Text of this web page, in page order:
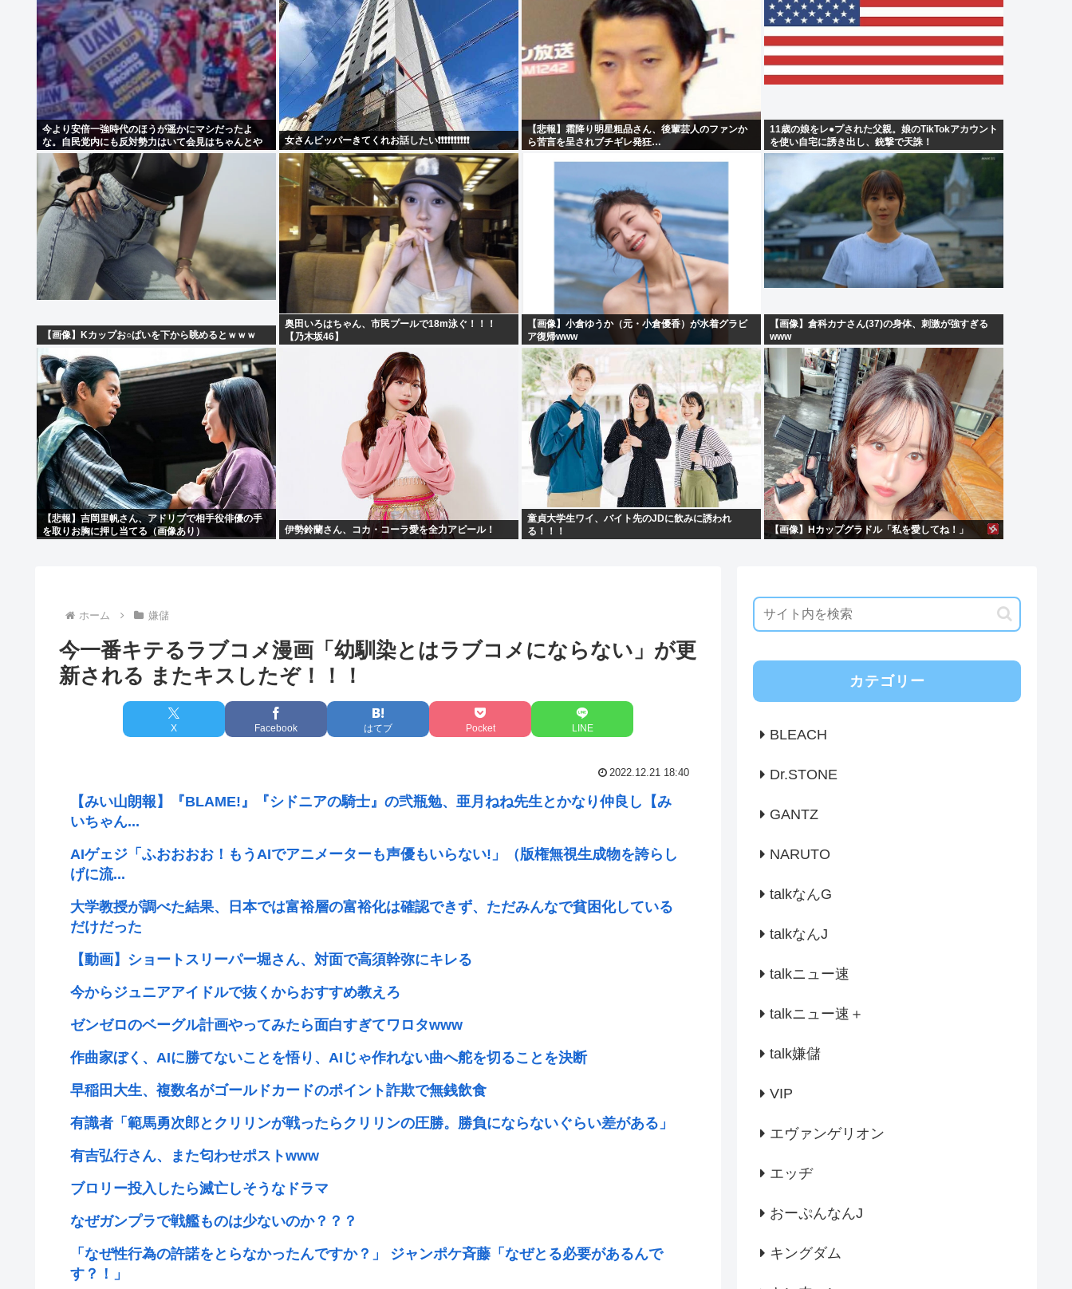
今より安倍一強時代のほうが遥かにマシだったよ
な。自民党内にも反対勢力はいて会見はちゃんとや
り国会にも出席、僅かに常識もあった
女さんビッパーきてくれお話したい❗❗❗❗❗❗❗❗❗❗
【悲報】霜降り明星粗品さん、後輩芸人のファンか
ら苦言を呈されブチギレ発狂…
11歳の娘をレ●プされた父親。娘のTikTokアカウント
を使い自宅に誘き出し、銃撃で天誅！
【画像】Kカップお○ぱいを下から眺めるとｗｗｗ
奥田いろはちゃん、市民プールで18m泳ぐ！！！
【乃木坂46】
【画像】小倉ゆうか（元・小倉優香）が水着グラビ
ア復帰www
【画像】倉科カナさん(37)の身体、刺激が強すぎる
www
【悲報】吉岡里帆さん、アドリブで相手役俳優の手
を取りお胸に押し当てる（画像あり）
伊勢鈴蘭さん、コカ・コーラ愛を全力アピール！
童貞大学生ワイ、バイト先のJDに飲みに誘われ
る！！！
【画像】Hカップグラドル「私を愛してね！」
ホーム 嫌儲
今一番キテるラブコメ漫画「幼馴染とはラブコメにならない」が更
新される またキスしたぞ！！！
X Facebook はてブ Pocket LINE
2022.12.21 18:40
【みい山朗報】『BLAME!』『シドニアの騎士』の弐瓶勉、亜月ねね先生とかなり仲良し【み
いちゃん...
AIゲェジ「ふおおおお！もうAIでアニメーターも声優もいらない!」（版権無視生成物を誇らし
げに流...
大学教授が調べた結果、日本では富裕層の富裕化は確認できず、ただみんなで貧困化している
だけだった
【動画】ショートスリーパー堀さん、対面で高須幹弥にキレる
今からジュニアアイドルで抜くからおすすめ教えろ
ゼンゼロのベーグル計画やってみたら面白すぎてワロタwww
作曲家ぼく、AIに勝てないことを悟り、AIじゃ作れない曲へ舵を切ることを決断
早稲田大生、複数名がゴールドカードのポイント詐欺で無銭飲食
有識者「範馬勇次郎とクリリンが戦ったらクリリンの圧勝。勝負にならないぐらい差がある」
有吉弘行さん、また匂わせポストwww
ブロリー投入したら滅亡しそうなドラマ
なぜガンプラで戦艦ものは少ないのか？？？
「なぜ性行為の許諾をとらなかったんですか？」 ジャンポケ斉藤「なぜとる必要があるんで
す？！」
カテゴリー
BLEACH
Dr.STONE
GANTZ
NARUTO
talkなんG
talkなんJ
talkニュー速
talkニュー速＋
talk嫌儲
VIP
エヴァンゲリオン
エッヂ
おーぷんなんJ
キングダム